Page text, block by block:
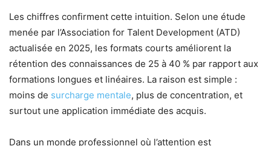
Les chiffres confirment cette intuition. Selon une étude
menée par l’Association for Talent Development (ATD)
actualisée en 2025, les formats courts améliorent la
rétention des connaissances de 25 à 40 % par rapport aux
formations longues et linéaires. La raison est simple :
moins de surcharge mentale, plus de concentration, et
surtout une application immédiate des acquis.
Dans un monde professionnel où l’attention est